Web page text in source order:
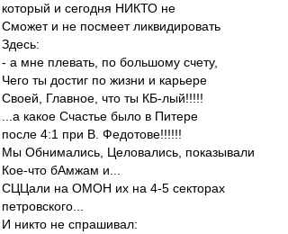
который и сегодня НИКТО не
Сможет и не посмеет ликвидировать
Здесь:
- а мне плевать, по большому счету,
Чего ты достиг по жизни и карьере
Своей, Главное, что ты КБ-лый!!!!!
...а какое Счастье было в Питере
после 4:1 при В. Федотове!!!!!!
Мы Обнимались, Целовались, показывали
Кое-что бАмжам и...
СЦЦали на ОМОН их на 4-5 секторах
петровского...
И никто не спрашивал: